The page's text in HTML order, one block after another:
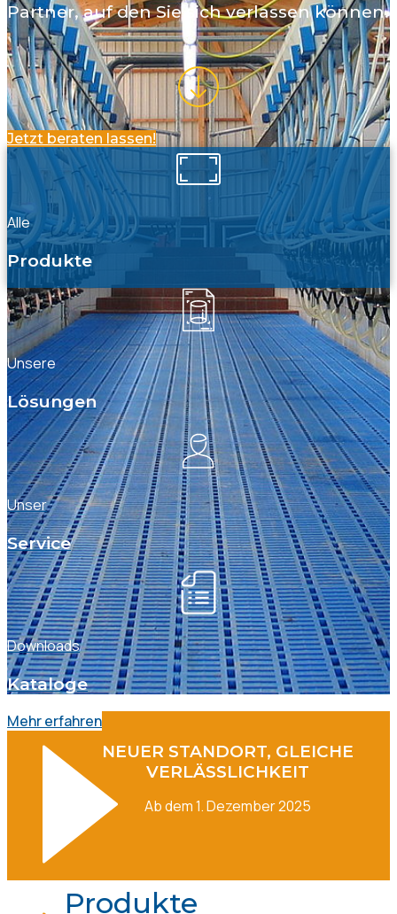
Partner, auf den Sie sich verlassen können.
Jetzt beraten lassen!
Alle
Produkte
Unsere
Lösungen
Unser
Service
Downloads
Kataloge
Mehr erfahren
NEUER STANDORT, GLEICHE
VERLÄSSLICHKEIT
Ab dem 1. Dezember 2025
Produkte